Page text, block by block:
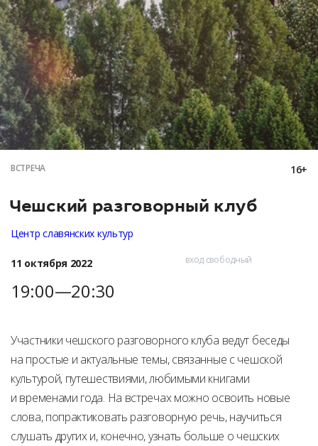
ВСТРЕЧА 16+
Чешский разговорный клуб
Центр славянских культур
11 октября 2022
19:00—20:30
вход свободный
Участники чешского разговорного клуба ведут беседы
на простые и актуальные темы, связанные с чешской
культурой, путешествиями, любимыми книгами
и временами года. На встречах можно освоить новые
слова, попрактиковать разговорную речь, научиться
слушать других и, конечно, узнать больше о чешских